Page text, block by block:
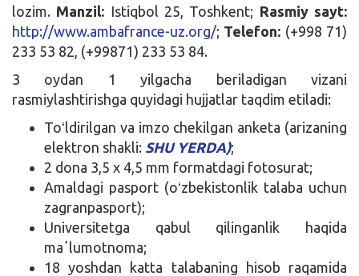
lozim. Manzil: Istiqbol 25, Toshkent; Rasmiy sayt:
http://www.ambafrance-uz.org/; Telefon: (+998 71)
233 53 82, (+99871) 233 53 84.
3 oydan 1 yilgacha beriladigan vizani
rasmiylashtirishga quyidagi hujjatlar taqdim etiladi:
Toʻldirilgan va imzo chekilgan anketa (arizaning
elektron shakli: SHU YERDA);
2 dona 3,5 x 4,5 mm formatdagi fotosurat;
Amaldagi pasport (oʻzbekistonlik talaba uchun
zagranpasport);
Universitetga qabul qilinganlik haqida
maʼlumotnoma;
18 yoshdan katta talabaning hisob raqamida